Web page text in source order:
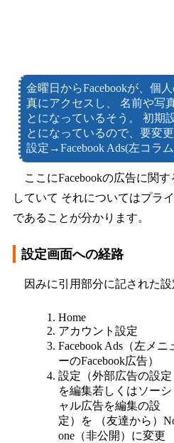
金曜日からFacebookが、個
真にアクセスし、 名前や写
とになっているそう。 初期
とになっているので、要変
設定→Facebook Ads(左コラ
ここにFacebookの広告に関
していて それについてはプラ
であることが分かります。
設定画面への経路
因みに引用部分に記された
Home
アカウント設定
Facebook Ads（左メニ
ーのFacebook広告）
設定（外部広告の設定
を編集若しくはソーシ
ャル広告を編集の設
定）を （友達から）
one（非公開）に変更